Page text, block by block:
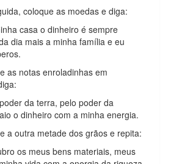
coloque as moedas e diga:
casa o dinheiro é sempre
dia mais a minha família e eu
notas enroladinhas em
da terra, pelo poder da
o dinheiro com a minha energia.
metade dos grãos e repita:
meus bens materiais, meus